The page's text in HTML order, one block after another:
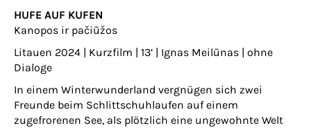
HUFE AUF KUFEN
Kanopos ir pačiūžos
Litauen 2024 | Kurzfilm | 13’ | Ignas Meilūnas | ohne
Dialoge
In einem Winterwunderland vergnügen sich zwei
Freunde beim Schlittschuhlaufen auf einem
zugefrorenen See, als plötzlich eine ungewohnte Welt